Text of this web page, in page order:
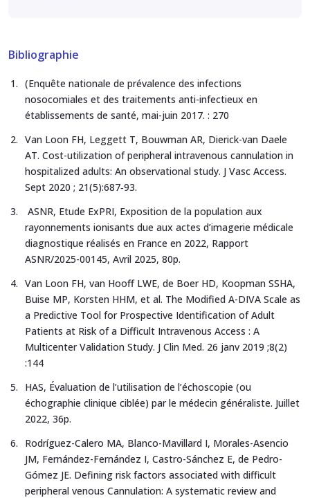
Bibliographie
(Enquête nationale de prévalence des infections
nosocomiales et des traitements anti-infectieux en
établissements de santé, mai-juin 2017. : 270
Van Loon FH, Leggett T, Bouwman AR, Dierick-van Daele
AT. Cost-utilization of peripheral intravenous cannulation in
hospitalized adults: An observational study. J Vasc Access.
Sept 2020 ; 21(5):687‑93.
ASNR, Etude ExPRI, Exposition de la population aux
rayonnements ionisants due aux actes d’imagerie médicale
diagnostique réalisés en France en 2022, Rapport
ASNR/2025-00145, Avril 2025, 80p.
Van Loon FH, van Hooff LWE, de Boer HD, Koopman SSHA,
Buise MP, Korsten HHM, et al. The Modified A-DIVA Scale as
a Predictive Tool for Prospective Identification of Adult
Patients at Risk of a Difficult Intravenous Access : A
Multicenter Validation Study. J Clin Med. 26 janv 2019 ;8(2)
:144
HAS, Évaluation de l’utilisation de l’échoscopie (ou
échographie clinique ciblée) par le médecin généraliste. Juillet
2022, 36p.
Rodríguez-Calero MA, Blanco-Mavillard I, Morales-Asencio
JM, Fernández-Fernández I, Castro-Sánchez E, de Pedro-
Gómez JE. Defining risk factors associated with difficult
peripheral venous Cannulation: A systematic review and